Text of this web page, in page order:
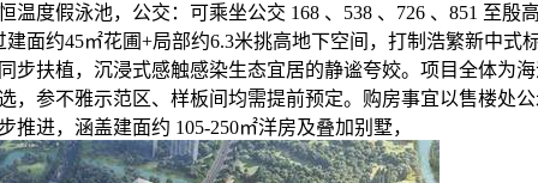
温度假泳池，公交：可乘坐公交 168 、538 、726 、851 至殷
建面约45㎡花圃+局部约6.3米挑高地下空间，打制浩繁新中式
步扶植，沉浸式感触感染生态宜居的静谧夸姣。项目全体为
，参不雅示范区、样板间均需提前预定。购房事宜以售楼处
推进，涵盖建面约 105-250㎡洋房及叠加别墅，